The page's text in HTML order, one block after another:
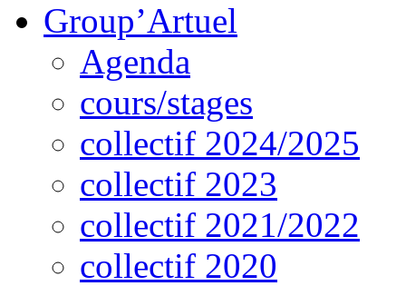
Group’Artuel
Agenda
cours/stages
collectif 2024/2025
collectif 2023
collectif 2021/2022
collectif 2020